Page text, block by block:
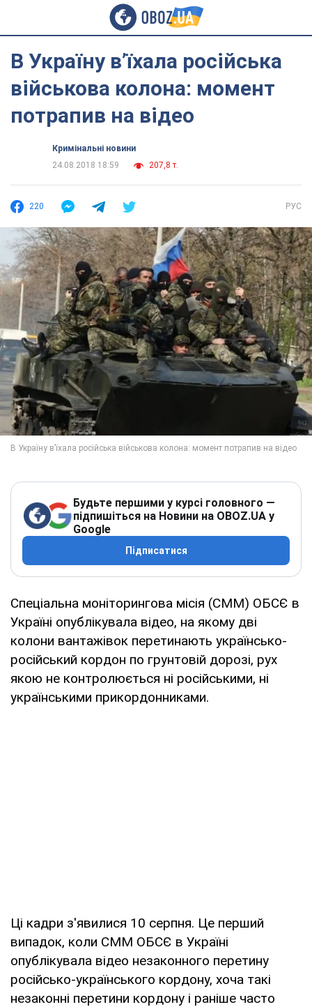
В Україну в’їхала російська
військова колона: момент
потрапив на відео
Кримінальні новини
24.08.2018 18:59
207,8 т.
220 РУС
Будьте першими у курсі головного —
підпишіться на Новини на OBOZ.UA у
Google
Підписатися
Спеціальна моніторингова місія (СММ) ОБСЄ в
Україні опублікувала відео, на якому дві
колони вантажівок перетинають українсько-
російський кордон по грунтовій дорозі, рух
якою не контролюється ні російськими, ні
українськими прикордонниками.
Ці кадри з'явилися 10 серпня. Це перший
випадок, коли СММ ОБСЄ в Україні
опублікувала відео незаконного перетину
російсько-українського кордону, хоча такі
незаконні перетини кордону і раніше часто